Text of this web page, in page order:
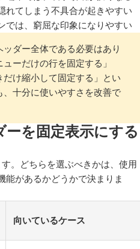
れてしまう不具合が起きやすい
では、窮屈な印象になりやすい
ダー全体である必要はあり
ーだけの行を固定する」
だけ縮小して固定する」とい
、十分に使いやすさを改善で
を固定表示にする
。どちらを選ぶべきかは、使用
能があるかどうかで決まりま
向いているケース